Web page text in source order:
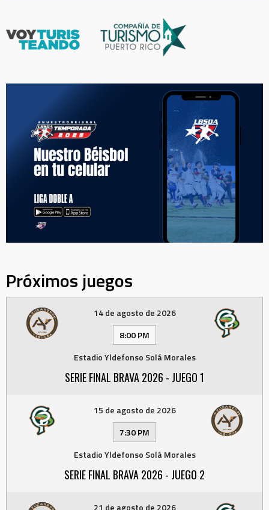
Próximos juegos
14 de agosto de 2026
8:00 PM
Estadio Yldefonso Solá Morales
SERIE FINAL BRAVA 2026 - JUEGO 1
15 de agosto de 2026
7:30 PM
Estadio Yldefonso Solá Morales
SERIE FINAL BRAVA 2026 - JUEGO 2
21 de agosto de 2026